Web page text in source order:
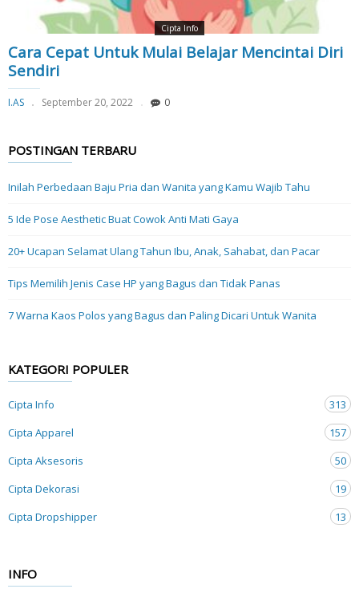
Cipta Info
Cara Cepat Untuk Mulai Belajar Mencintai Diri
Sendiri
I.AS September 20, 2022 0
POSTINGAN TERBARU
Inilah Perbedaan Baju Pria dan Wanita yang Kamu Wajib Tahu
5 Ide Pose Aesthetic Buat Cowok Anti Mati Gaya
20+ Ucapan Selamat Ulang Tahun Ibu, Anak, Sahabat, dan Pacar
Tips Memilih Jenis Case HP yang Bagus dan Tidak Panas
7 Warna Kaos Polos yang Bagus dan Paling Dicari Untuk Wanita
KATEGORI POPULER
Cipta Info
313
Cipta Apparel
157
Cipta Aksesoris
50
Cipta Dekorasi
19
Cipta Dropshipper
13
INFO